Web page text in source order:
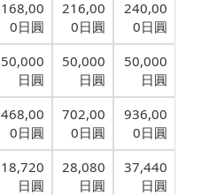
168,00
0日圓
216,00
0日圓
240,00
0日圓
50,000
日圓
50,000
日圓
50,000
日圓
468,00
0日圓
702,00
0日圓
936,00
0日圓
18,720
日圓
28,080
日圓
37,440
日圓